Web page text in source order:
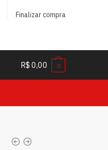
Finalizar compra
R$ 0,00 0